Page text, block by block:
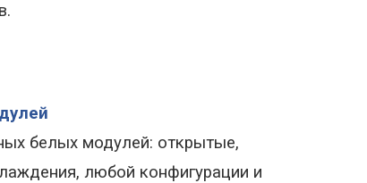
белых модулей: открытые,
любой конфигурации и